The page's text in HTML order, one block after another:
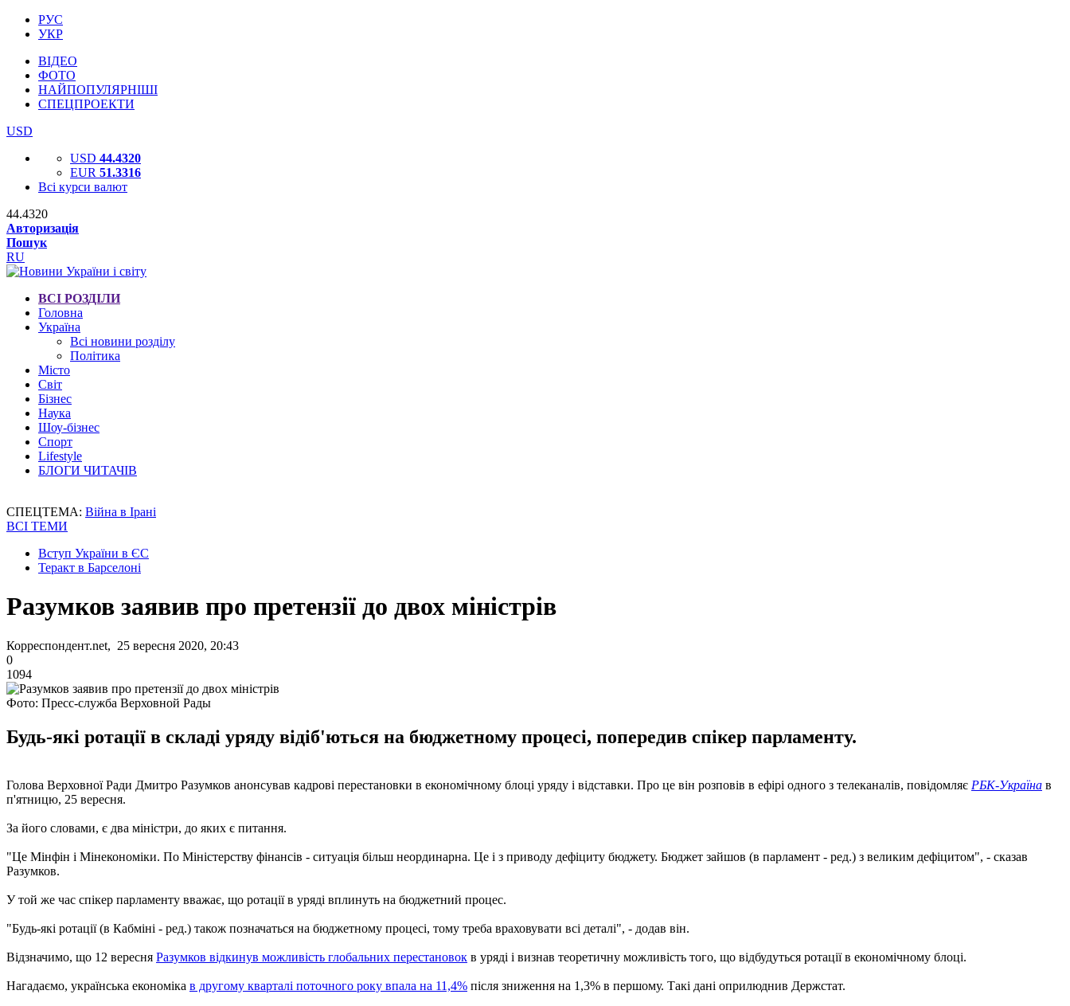
РУС
УКР
ВІДЕО
ФОТО
НАЙПОПУЛЯРНІШІ
СПЕЦПРОЕКТИ
USD
USD 44.4320
EUR 51.3316
Всі курси валют
44.4320
Авторизація
Пошук
RU
ВСІ РОЗДІЛИ
Головна
Україна
Всі новини розділу
Політика
Місто
Світ
Бізнес
Наука
Шоу-бізнес
Спорт
Lifestyle
БЛОГИ ЧИТАЧІВ
СПЕЦТЕМА: Війна в Ірані
ВСІ ТЕМИ
Вступ України в ЄС
Теракт в Барселоні
Разумков заявив про претензії до двох міністрів
Корреспондент.net, 25 вересня 2020, 20:43
0
1094
Фото: Пресс-служба Верховной Рады
Будь-які ротації в складі уряду відіб'ються на бюджетному процесі, попередив спікер парламенту.
Голова Верховної Ради Дмитро Разумков анонсував кадрові перестановки в економічному блоці уряду і відставки. Про це він розповів в ефірі одного з телеканалів, повідомляє РБК-Україна в
п'ятницю, 25 вересня.
За його словами, є два міністри, до яких є питання.
"Це Мінфін і Мінекономіки. По Міністерству фінансів - ситуація більш неординарна. Це і з приводу дефіциту бюджету. Бюджет зайшов (в парламент - ред.) з великим дефіцитом", - сказав
Разумков.
У той же час спікер парламенту вважає, що ротації в уряді вплинуть на бюджетний процес.
"Будь-які ротації (в Кабміні - ред.) також позначаться на бюджетному процесі, тому треба враховувати всі деталі", - додав він.
Відзначимо, що 12 вересня Разумков відкинув можливість глобальних перестановок в уряді і визнав теоретичну можливість того, що відбудуться ротації в економічному блоці.
Нагадаємо, українська економіка в другому кварталі поточного року впала на 11,4% після зниження на 1,3% в першому. Такі дані оприлюднив Держстат.